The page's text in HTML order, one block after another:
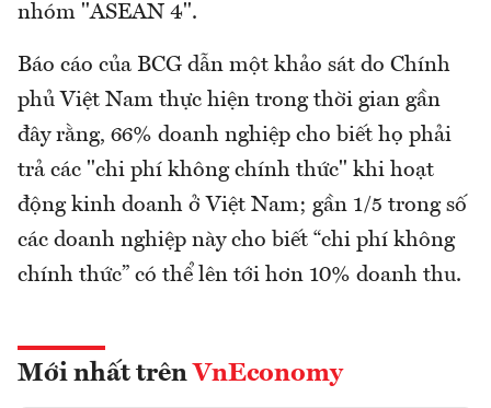
nhóm "ASEAN 4".
Báo cáo của BCG dẫn một khảo sát do Chính
phủ Việt Nam thực hiện trong thời gian gần
đây rằng, 66% doanh nghiệp cho biết họ phải
trả các "chi phí không chính thức" khi hoạt
động kinh doanh ở Việt Nam; gần 1/5 trong số
các doanh nghiệp này cho biết “chi phí không
chính thức” có thể lên tới hơn 10% doanh thu.
Mới nhất trên VnEconomy